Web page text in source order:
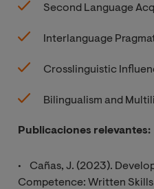
Second Language
Interlanguage
Crosslinguistic
Bilingualism and
Publicaciones relevantes:
• Cañas, J. (2023).
Competence: Written